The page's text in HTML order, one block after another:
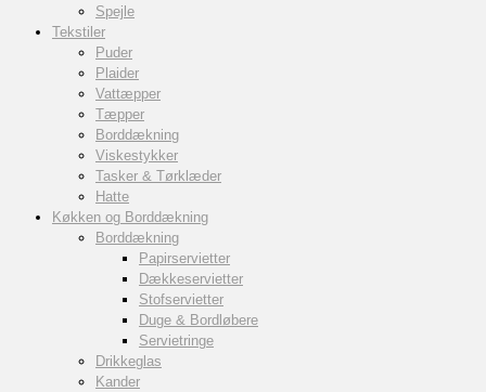
Spejle
Tekstiler
Puder
Plaider
Vattæpper
Tæpper
Borddækning
Viskestykker
Tasker & Tørklæder
Hatte
Køkken og Borddækning
Borddækning
Papirservietter
Dækkeservietter
Stofservietter
Duge & Bordløbere
Servietringe
Drikkeglas
Kander